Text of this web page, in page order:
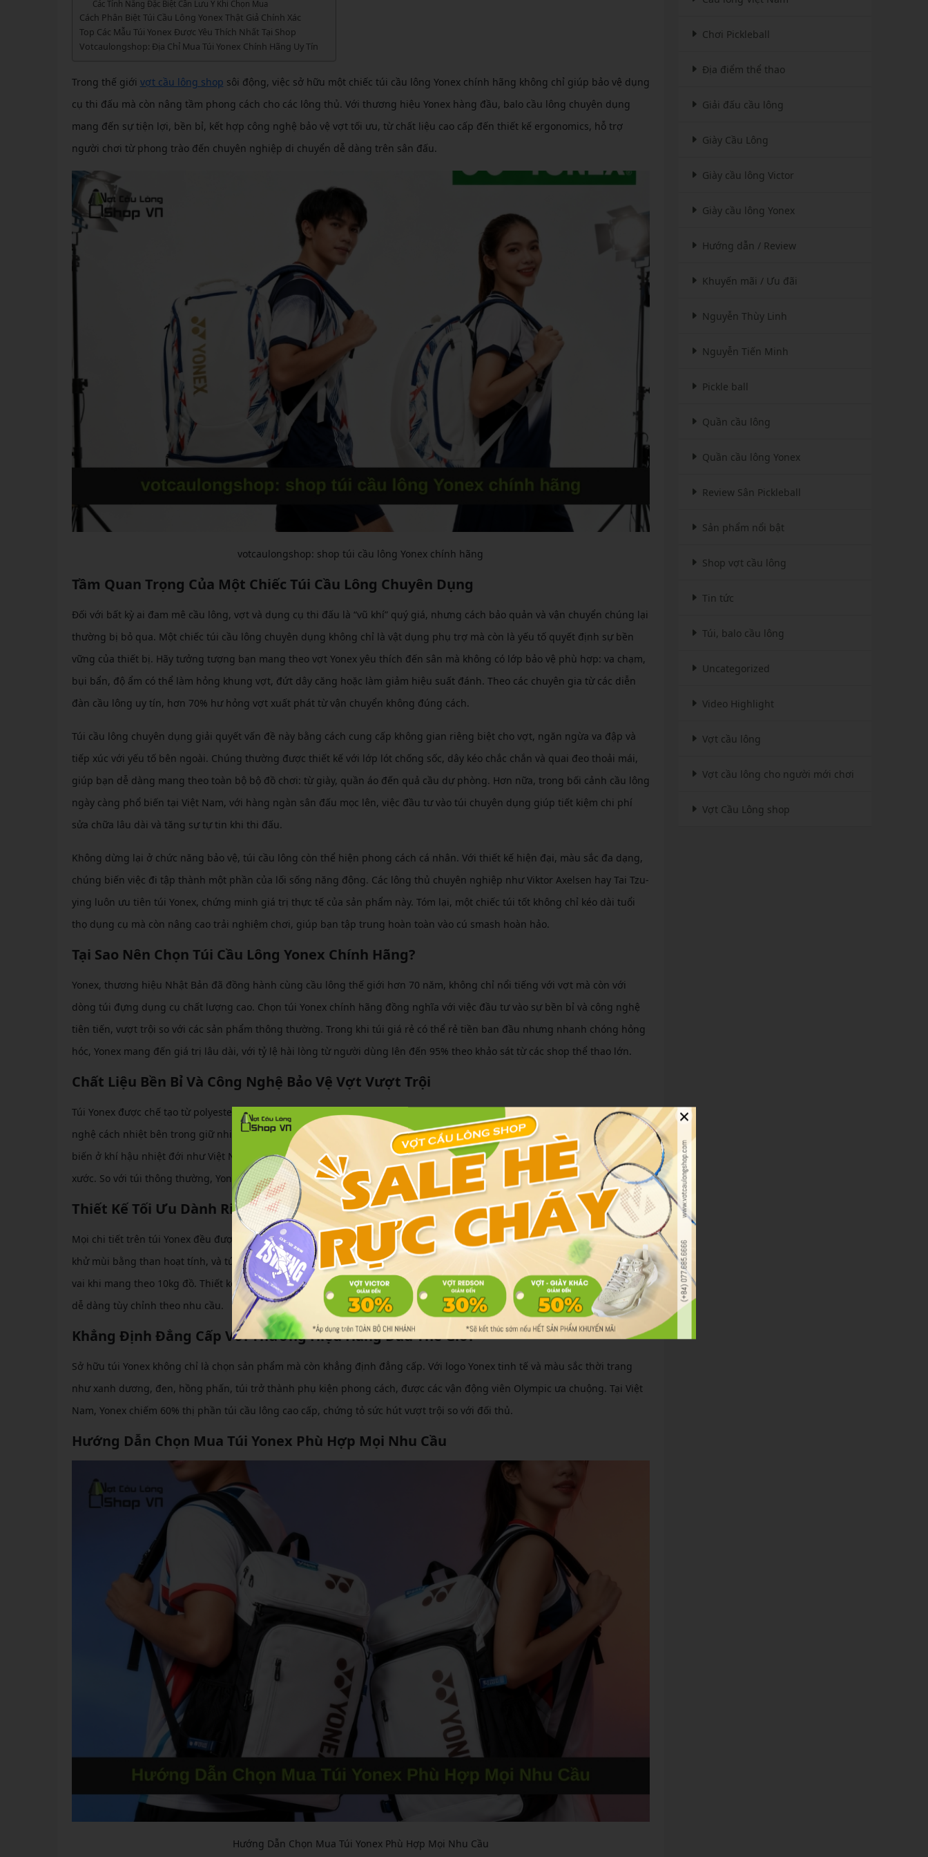
Vợt Pickleball Kamito
Vợt Pickleball Dưới 1tr
Xem thêm
VỢT CẦU LÔNG REDSON
VỢT CẦU LÔNG 3RD
VỢT CẦU LÔNG DAS X
VỢT CẦU LÔNG FLEET
VỢT CẦU LÔNG FLEX POWER
GIÀY CẦU LÔNG KAWASAKI
GIÀY CẦU LÔNG FELET
GIÀY CẦU LÔNG APAVI
Các Tính Năng Đặc Biệt Cần Lưu Ý Khi Chọn Mua
Cách Phân Biệt Túi Cầu Lông Yonex Thật Giả Chính Xác
Top Các Mẫu Túi Yonex Được Yêu Thích Nhất Tại Shop
Votcaulongshop: Địa Chỉ Mua Túi Yonex Chính Hãng Uy Tín
Trong thế giới vợt cầu lông shop sôi động, việc sở hữu một chiếc túi cầu lông Yonex chính hãng không chỉ giúp bảo vệ dụng
cụ thi đấu mà còn nâng tầm phong cách cho các lông thủ. Với thương hiệu Yonex hàng đầu, balo cầu lông chuyên dụng
mang đến sự tiện lợi, bền bỉ, kết hợp công nghệ bảo vệ vợt tối ưu, từ chất liệu cao cấp đến thiết kế ergonomics, hỗ trợ
người chơi từ phong trào đến chuyên nghiệp di chuyển dễ dàng trên sân đấu.
votcaulongshop: shop túi cầu lông Yonex chính hãng
Tầm Quan Trọng Của Một Chiếc Túi Cầu Lông Chuyên Dụng
Đối với bất kỳ ai đam mê cầu lông, vợt và dụng cụ thi đấu là “vũ khí” quý giá, nhưng cách bảo quản và vận chuyển chúng lại
thường bị bỏ qua. Một chiếc túi cầu lông chuyên dụng không chỉ là vật dụng phụ trợ mà còn là yếu tố quyết định sự bền
vững của thiết bị. Hãy tưởng tượng bạn mang theo vợt Yonex yêu thích đến sân mà không có lớp bảo vệ phù hợp: va chạm,
bụi bẩn, độ ẩm có thể làm hỏng khung vợt, đứt dây căng hoặc làm giảm hiệu suất đánh. Theo các chuyên gia từ các diễn
đàn cầu lông uy tín, hơn 70% hư hỏng vợt xuất phát từ vận chuyển không đúng cách.
Túi cầu lông chuyên dụng giải quyết vấn đề này bằng cách cung cấp không gian riêng biệt cho vợt, ngăn ngừa va đập và
tiếp xúc với yếu tố bên ngoài. Chúng thường được thiết kế với lớp lót chống sốc, dây kéo chắc chắn và quai đeo thoải mái,
giúp bạn dễ dàng mang theo toàn bộ bộ đồ chơi: từ giày, quần áo đến quả cầu dự phòng. Hơn nữa, trong bối cảnh cầu lông
ngày càng phổ biến tại Việt Nam, với hàng ngàn sân đấu mọc lên, việc đầu tư vào túi chuyên dụng giúp tiết kiệm chi phí
sửa chữa lâu dài và tăng sự tự tin khi thi đấu.
Không dừng lại ở chức năng bảo vệ, túi cầu lông còn thể hiện phong cách cá nhân. Với thiết kế hiện đại, màu sắc đa dạng,
chúng biến việc đi tập thành một phần của lối sống năng động. Các lông thủ chuyên nghiệp như Viktor Axelsen hay Tai Tzu-
ying luôn ưu tiên túi Yonex, chứng minh giá trị thực tế của sản phẩm này. Tóm lại, một chiếc túi tốt không chỉ kéo dài tuổi
thọ dụng cụ mà còn nâng cao trải nghiệm chơi, giúp bạn tập trung hoàn toàn vào cú smash hoàn hảo.
Tại Sao Nên Chọn Túi Cầu Lông Yonex Chính Hãng?
Yonex, thương hiệu Nhật Bản đã đồng hành cùng cầu lông thế giới hơn 70 năm, không chỉ nổi tiếng với vợt mà còn với
dòng túi đựng dụng cụ chất lượng cao. Chọn túi Yonex chính hãng đồng nghĩa với việc đầu tư vào sự bền bỉ và công nghệ
tiên tiến, vượt trội so với các sản phẩm thông thường. Trong khi túi giá rẻ có thể rẻ tiền ban đầu nhưng nhanh chóng hỏng
hóc, Yonex mang đến giá trị lâu dài, với tỷ lệ hài lòng từ người dùng lên đến 95% theo khảo sát từ các shop thể thao lớn.
Chất Liệu Bền Bỉ Và Công Nghệ Bảo Vệ Vợt Vượt Trội
Túi Yonex được chế tạo từ polyester cao cấp kết hợp PU chống thấm nước, chịu lực lên đến 50kg mà không biến dạng. Công
nghệ cách nhiệt bên trong giữ nhiệt độ ổn định, ngăn ngừa dây vợt bị giãn do nhiệt độ thay đổi đột ngột – một vấn đề phổ
biến ở khí hậu nhiệt đới như Việt Nam. Lớp lót chống sốc từ foam mật độ cao hấp thụ va đập, bảo vệ khung vợt khỏi trầy
xước. So với túi thông thường, Yonex giảm 80% rủi ro hư hỏng, theo nghiên cứu từ Hiệp hội Cầu lông Quốc tế.
Thiết Kế Tối Ưu Dành Riêng Cho Người Chơi Cầu Lông
Mọi chi tiết trên túi Yonex đều được tối ưu cho lông thủ: ngăn riêng cho 2-9 vợt với chiều dài tiêu chuẩn 70cm, ngăn giày
khử mùi bằng than hoạt tính, và túi phụ cho điện thoại, ví tiền. Quai đeo ergonomics phân bổ trọng lượng đều, giảm mỏi
vai khi mang theo 10kg đồ. Thiết kế modul có thể tháo lắp, phù hợp từ tập luyện hàng ngày đến thi đấu quốc tế, giúp bạn
dễ dàng tùy chỉnh theo nhu cầu.
Khẳng Định Đẳng Cấp Với Thương Hiệu Hàng Đầu Thế Giới
Sở hữu túi Yonex không chỉ là chọn sản phẩm mà còn khẳng định đẳng cấp. Với logo Yonex tinh tế và màu sắc thời trang
như xanh dương, đen, hồng phấn, túi trở thành phụ kiện phong cách, được các vận động viên Olympic ưa chuộng. Tại Việt
Nam, Yonex chiếm 60% thị phần túi cầu lông cao cấp, chứng tỏ sức hút vượt trội so với đối thủ.
Hướng Dẫn Chọn Mua Túi Yonex Phù Hợp Mọi Nhu Cầu
Hướng Dẫn Chọn Mua Túi Yonex Phù Hợp Mọi Nhu Cầu
Chơi Pickleball
Địa điểm thể thao
Giải đấu cầu lông
Giày Cầu Lông
Giày cầu lông Victor
Giày cầu lông Yonex
Hướng dẫn / Review
Khuyến mãi / Ưu đãi
Nguyễn Thùy Linh
Nguyễn Tiến Minh
Pickle ball
Quần cầu lông
Quần cầu lông Yonex
Review Sân Pickleball
Sản phẩm nổi bật
Shop vợt cầu lông
Tin tức
Túi, balo cầu lông
Uncategorized
Video Highlight
Vợt cầu lông
Vợt cầu lông cho người mới chơi
Vợt Cầu Lông shop
×